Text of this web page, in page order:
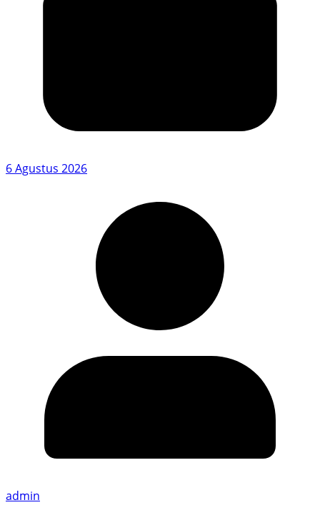
6 Agustus 2026
admin